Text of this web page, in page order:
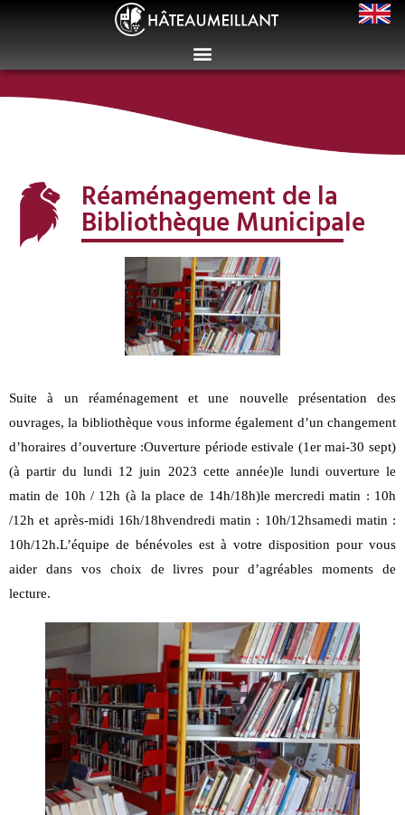
Réaménagement de la
Bibliothèque Municipale
Suite à un réaménagement et une nouvelle présentation des
ouvrages, la bibliothèque vous informe également d’un changement
d’horaires d’ouverture :Ouverture période estivale (1er mai-30 sept)
(à partir du lundi 12 juin 2023 cette année)le lundi ouverture le
matin de 10h / 12h (à la place de 14h/18h)le mercredi matin : 10h
/12h et après-midi 16h/18hvendredi matin : 10h/12hsamedi matin :
10h/12h.L’équipe de bénévoles est à votre disposition pour vous
aider dans vos choix de livres pour d’agréables moments de
lecture.